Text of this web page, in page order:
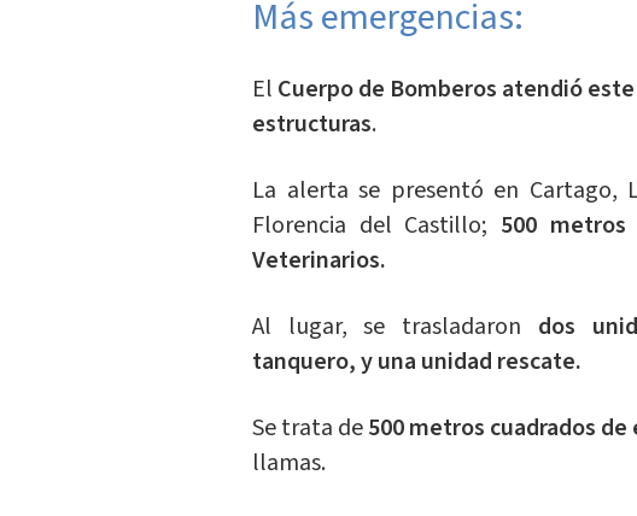
Más emergencias:
El Cuerpo de Bomberos atendió
estructuras.
La alerta se presentó en Cartago,
Florencia del Castillo; 500
Veterinarios.
Al lugar, se trasladaron dos
tanquero, y una unidad rescate.
Se trata de500 metros cuadrados de
llamas.